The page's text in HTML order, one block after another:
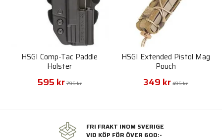
HSGI Comp-Tac Paddle
Holster
595 kr 795 kr
HSGI Extended Pistol Mag
Pouch
349 kr 495 kr
FRI FRAKT INOM SVERIGE
VID KÖP FÖR ÖVER 600:-